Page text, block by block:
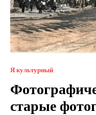
Я культурный
старые